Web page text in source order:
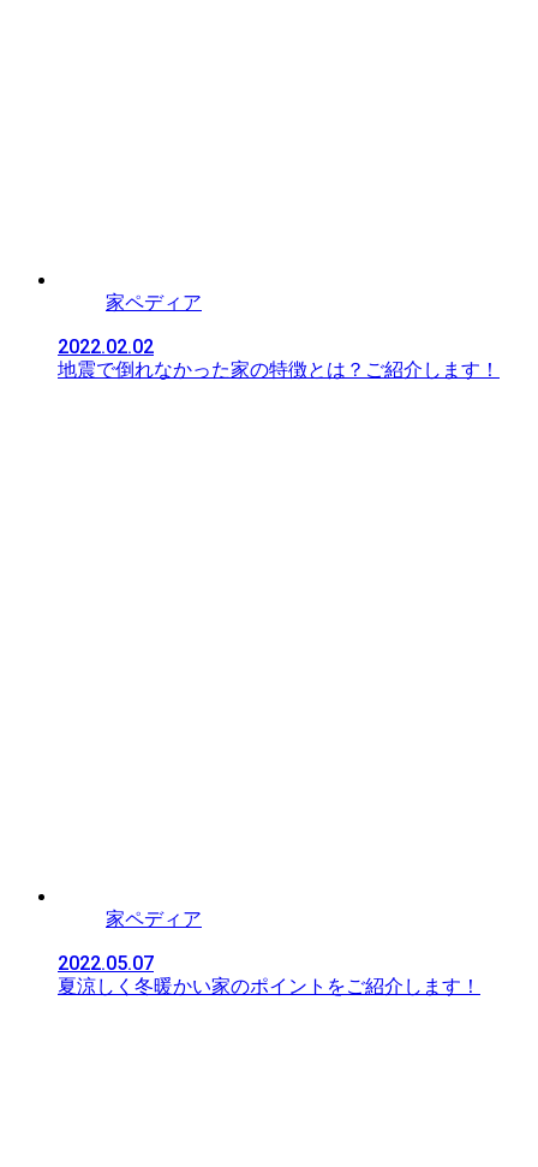
家ペディア
2022.02.02
地震で倒れなかった家の特徴とは？ご紹介します！
家ペディア
2022.05.07
夏涼しく冬暖かい家のポイントをご紹介します！